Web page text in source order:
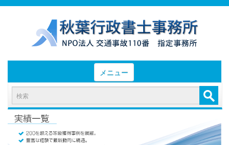
メニュー
HOME
お知らせと業務日誌
認定実績